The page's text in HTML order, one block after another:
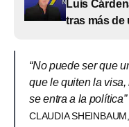
Luis
tras más de
“No puede ser que
que le quiten la
se entra a la política”
CLAUDIA